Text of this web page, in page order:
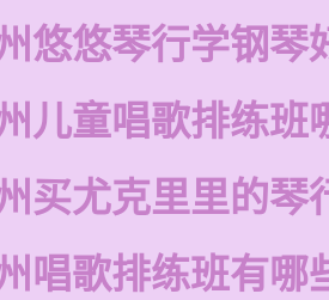
悠悠琴行学钢琴
儿童唱歌排练班
买尤克里里的琴
唱歌排练班有哪